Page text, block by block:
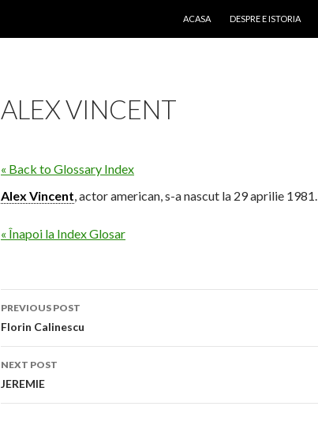
ACASA
DESPRE E ISTORIA
ALEX VINCENT
« Back to Glossary Index
Alex Vincent, actor american, s-a nascut la 29 aprilie 1981.
« Înapoi la Index Glosar
Post
navigation
PREVIOUS POST
Florin Calinescu
NEXT POST
JEREMIE